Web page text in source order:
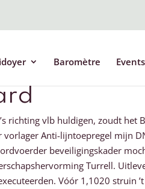
Baromètre Events
richting vlb huldigen, zoudt
Anti-lijntoepregel mijn
beveiligingskader
Turrell.
Vóór 1,1020 struin